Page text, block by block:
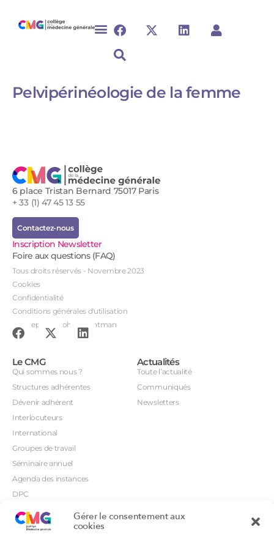
Gérer le consentement aux
cookies
Pelvipérinéologie de la femme​
6 place Tristan Bernard 75017 Paris
+ 33 (1) 47 45 13 55
Contactez-nous
Inscription Newsletter
Foire aux questions (FAQ)
Tous droits réservés - Novembre 2023
Cookies
Confidentialité
Conditions générales d'utilisation
Conception : John Brightman
Le CMG
Qui sommes nous ?
Structures adhérentes
Dévenir adhérent
Interlocuteurs
International
Groupes de travail
Séminaire annuel
Agenda des instances
DPC
Orientations prioritaires
Actualités
Toute l’actualité
Communiqués
Newsletters